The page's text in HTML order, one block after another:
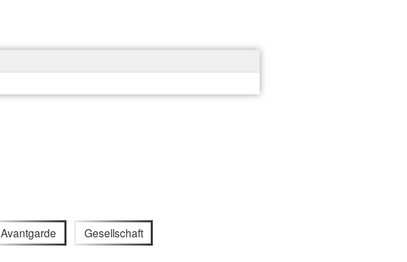
Avantgarde Gesellschaft